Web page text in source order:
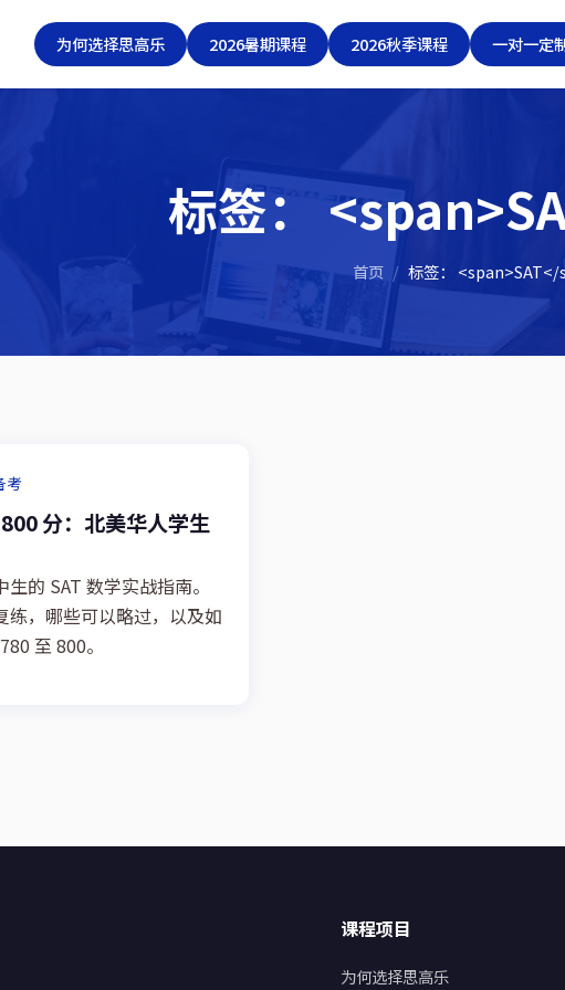
为何选择思高乐 2026暑期课程 2026秋季课程 一对一定
标签：
首页 / 标签： <span>SAT</
考
分：北美华人学生
的 SAT 数学实战指南。
练，哪些可以略过，以及如
至 800。
课程项目
为何选择思高乐